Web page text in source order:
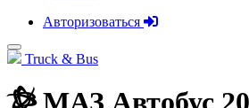
Авторизоваться
Truck & Bus